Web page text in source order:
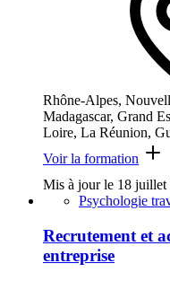
Rhône-Alpes,
Madagascar, Grand
Loire, La Réunion,
Voir la formation
Mis à jour le 18 juillet
Psychologie
Recrutement et
entreprise